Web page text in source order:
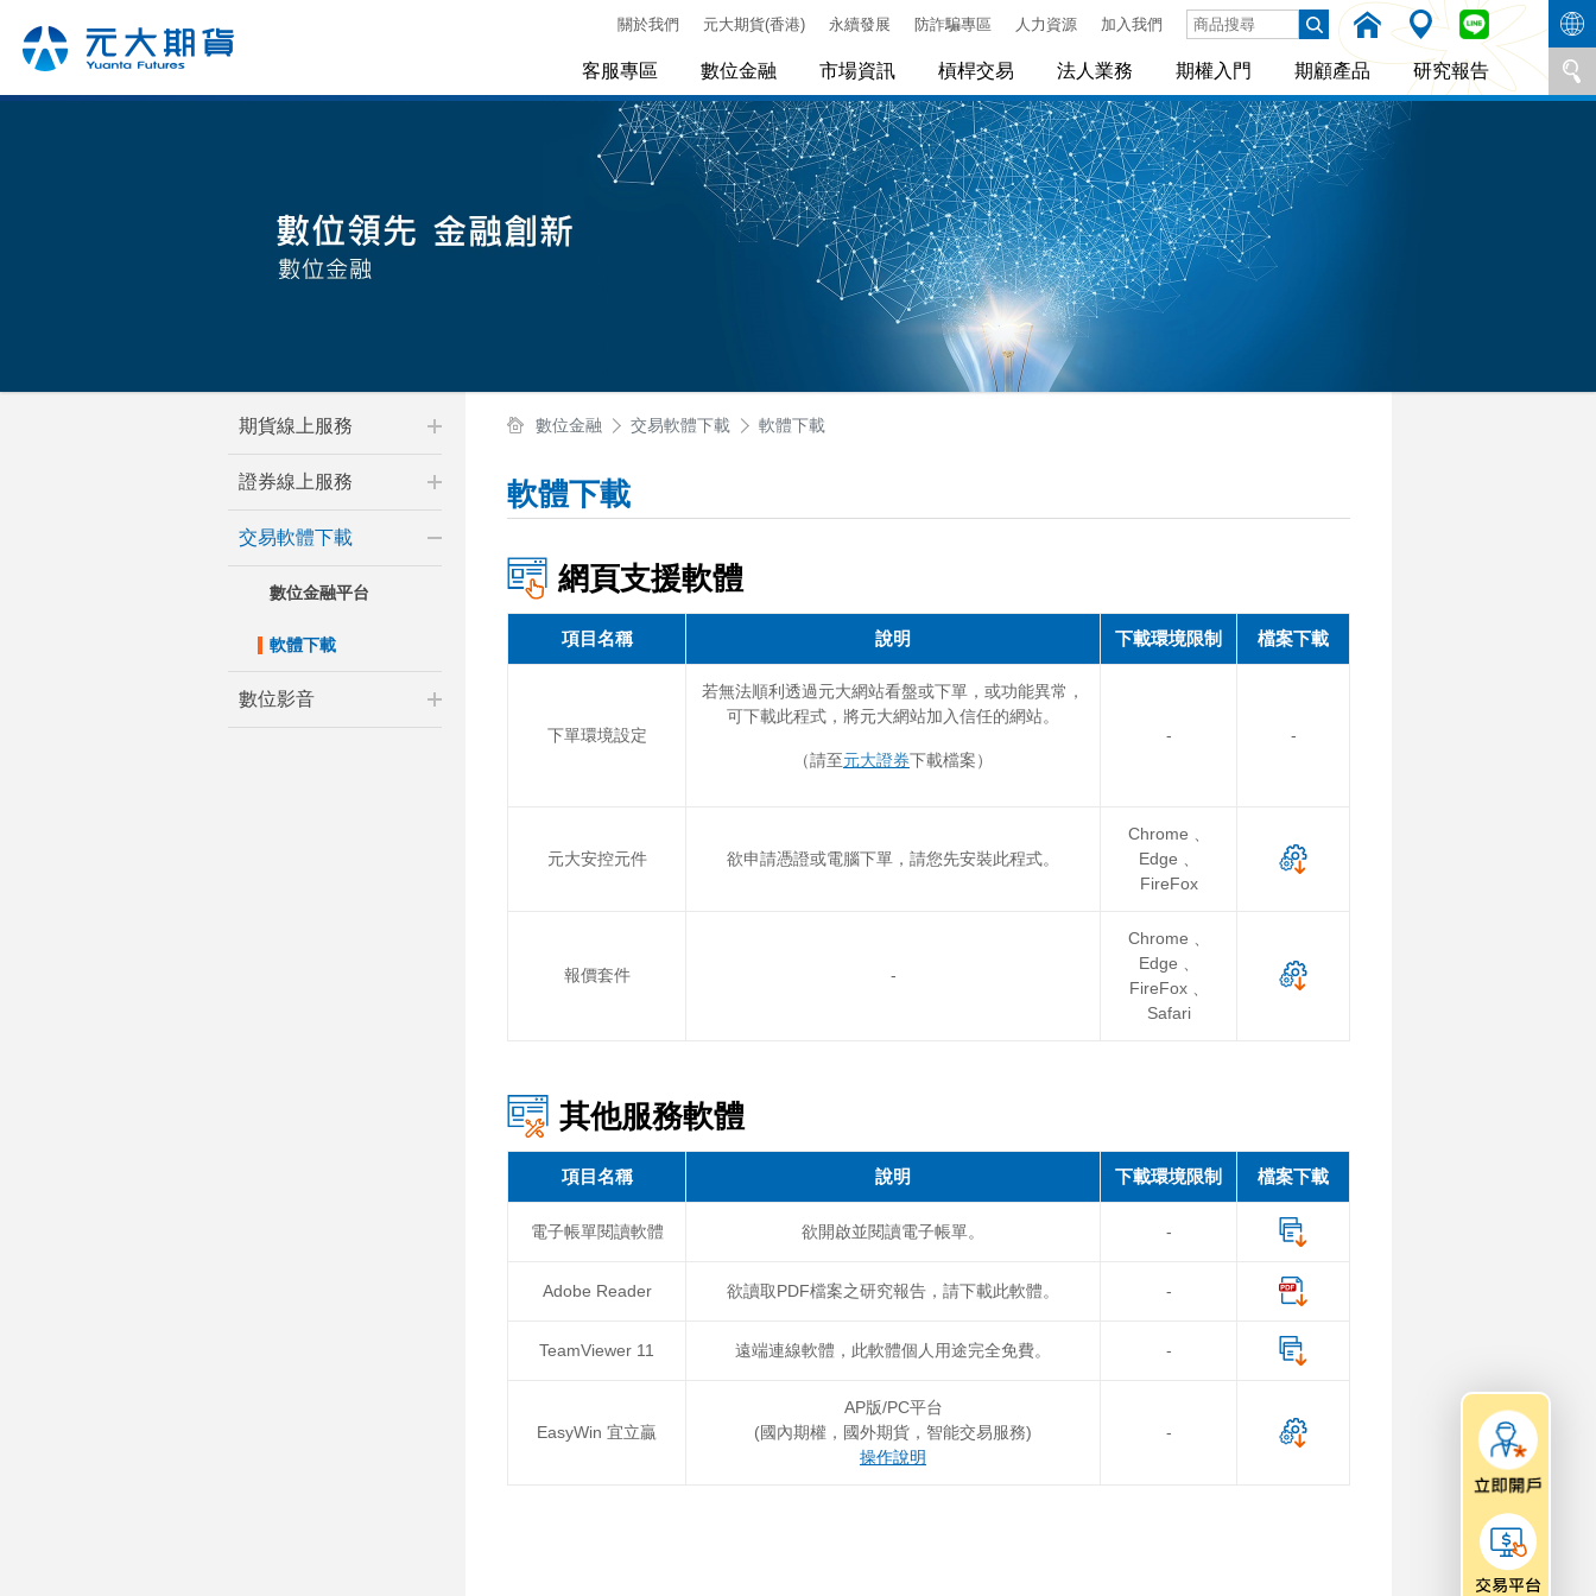
關於我們 元大期貨(香港) 永續發展 防詐騙專區 人力資源 加入我們
客服專區 數位金融 市場資訊 槓桿交易 法人業務 期權入門 期顧產品 研究報告
期貨線上服務
證券線上服務
交易軟體下載
數位金融平台
軟體下載
數位影音
數位金融 交易軟體下載 軟體下載
軟體下載
網頁支援軟體
項目名稱 說明 下載環境限制 檔案下載
下單環境設定
若無法順利透過元大網站看盤或下單，或功能異常，
可下載此程式，將元大網站加入信任的網站。
（請至元大證券下載檔案）
- -
元大安控元件 欲申請憑證或電腦下單，請您先安裝此程式。
Chrome 、
Edge 、
FireFox
報價套件 -
Chrome 、
Edge 、
FireFox 、
Safari
其他服務軟體
項目名稱 說明 下載環境限制 檔案下載
電子帳單閱讀軟體 欲開啟並閱讀電子帳單。 -
Adobe Reader 欲讀取PDF檔案之研究報告，請下載此軟體。 -
TeamViewer 11 遠端連線軟體，此軟體個人用途完全免費。 -
EasyWin 宜立贏
AP版/PC平台
(國內期權，國外期貨，智能交易服務)
操作說明
-